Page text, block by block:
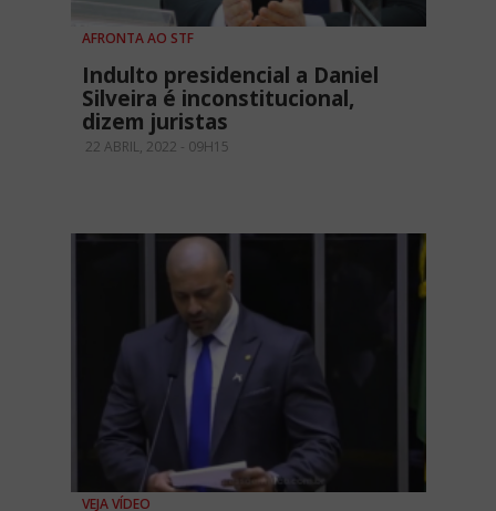
AFRONTA AO STF
Indulto presidencial a Daniel
Silveira é inconstitucional,
dizem juristas
22 ABRIL, 2022 - 09H15
VEJA VÍDEO